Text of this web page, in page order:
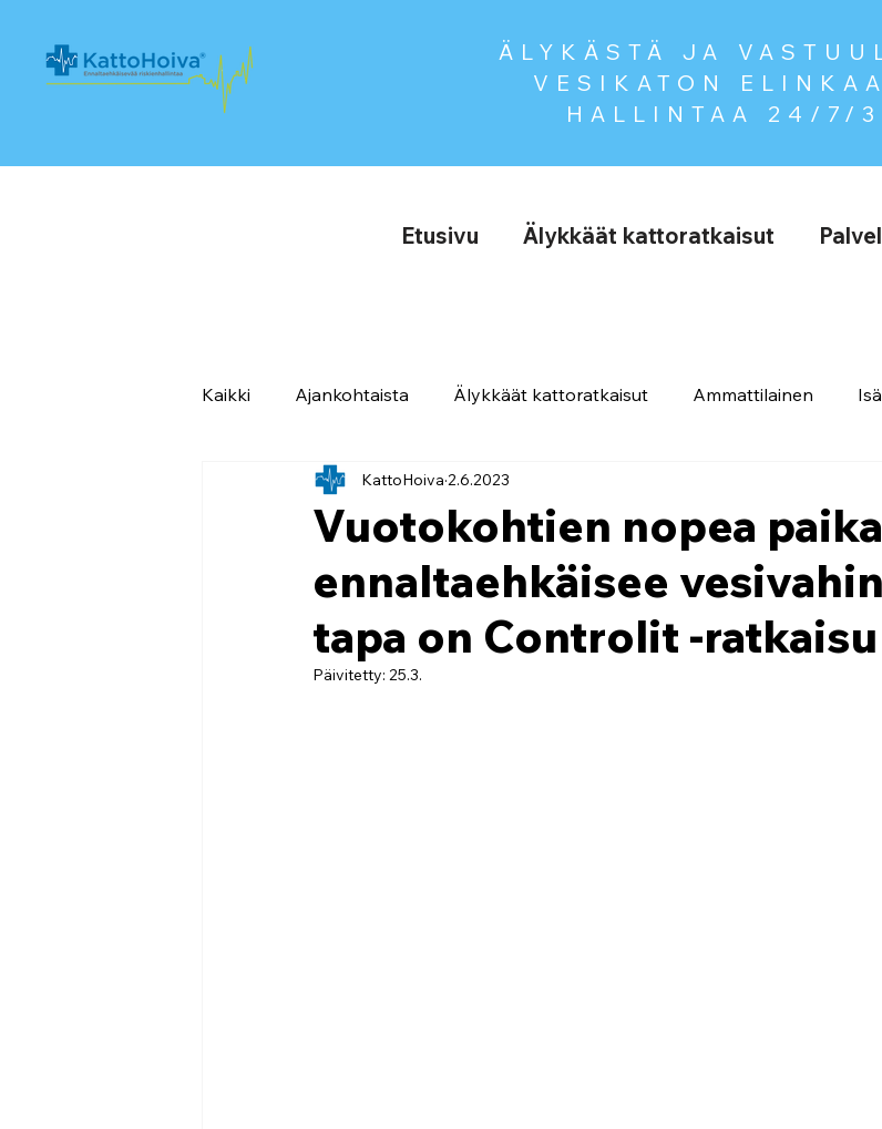
ÄLYKÄSTÄ JA
VESIKATON
HALLINTAA 24/7/
Etusivu Älykkäät kattoratkaisut
Kaikki Ajankohtaista Älykkäät kattoratkaisut Ammattilainen
Referenssit
Vuotokohtien nopea
ennaltaehkäisee
tapa on Controlit -ratkaisu
KattoHoiva 2.6.2023
Päivitetty: 25.3.